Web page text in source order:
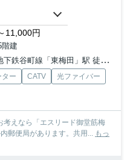
11,000円
建
下鉄谷町線「東梅田」駅 徒歩6分
ター CATV
光ファイバー
考えなら「エスリード御堂筋梅
郵便局があります。共用... もっ